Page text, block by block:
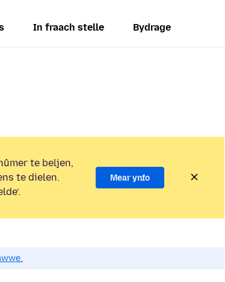
In fraach stelle Bydrage
te beljen,
te dielen.
Mear ynfo